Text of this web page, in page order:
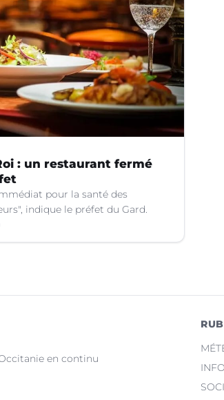
: un restaurant fermé
pour la santé des
indique le préfet du Gard.
en continu